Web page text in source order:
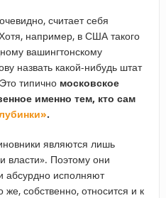
считает себя
например, в США такого
вашингтонскому
назвать какой-нибудь штат
типично московское
именно тем, кто сам
.
являются лишь
власти». Поэтому они
абсурдно исполняют
собственно, относится и к